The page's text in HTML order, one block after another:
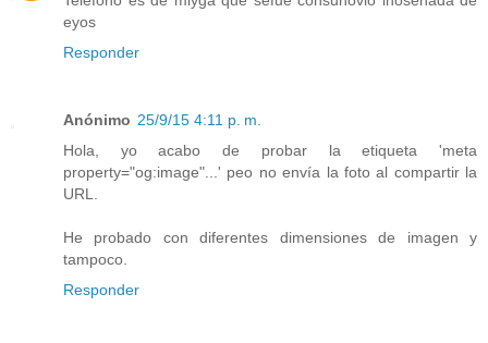
eyos
Responder
Anónimo 25/9/15 4:11 p. m.
Hola, yo acabo de probar la etiqueta 'meta
property="og:image"...' peo no envía la foto al compartir la
URL.
He probado con diferentes dimensiones de imagen y
tampoco.
Responder